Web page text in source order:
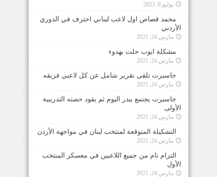
يوليو 8, 2023
محمد قصاص اول لاعب لبناني احترف في الدوري
الأردني
مارس 24, 2021
مشكلة ايوب حلت بهدوء
مارس 24, 2021
جاسبرت تلقى تقرير شامل عن كل لاعبي فريقه
مارس 24, 2021
جاسبرت يجتمع ببدر اليوم ثم يقود حصته التدريبية
الأولى
مارس 24, 2021
التشكيلة المتوقعة لمنتخب لبنان في مواجهة الأردن
مارس 24, 2021
التزام تام من جميع اللاعبين في معسكر المنتخب
الأول
مارس 24, 2021